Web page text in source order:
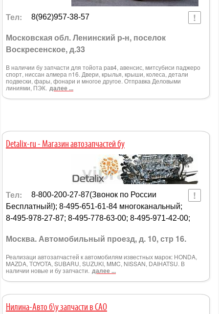
Тел: 8(962)957-38-57
Московская обл. Ленинский р-н, поселок
Воскресенское, д.33
В наличии бу запчасти для тойота рав4, авенсис, митсубиси паджеро
спорт, ниссан алмера n16. Двери, крылья, крыши, колеса, детали
подвески, фары, фонари и многое другое. Отправка Деловыми
линиями, ПЭК. далее ...
Detalix-ru - Магазин автозапчастей бу
Тел:
8-800-200-27-87(Звонок по России
Бесплатный!); 8-495-651-61-84 многоканальный;
8-495-978-27-87; 8-495-778-63-00; 8-495-971-42-00;
Москва. Автомобильный проезд, д. 10, стр 16.
Реализаци автозапчастей к автомобилям известных марок: HONDA,
MAZDA, TOYOTA, SUBARU, SUZUKI, MMC, NISSAN, DAIHATSU. В
наличии новые и бу запчасти. далее ...
Нилина-Авто б\у запчасти в САО